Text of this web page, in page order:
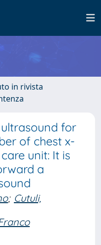
in rivista
for
of chest x-
unit: It is
a
; Cutuli,